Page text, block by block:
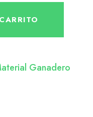
Ganadero